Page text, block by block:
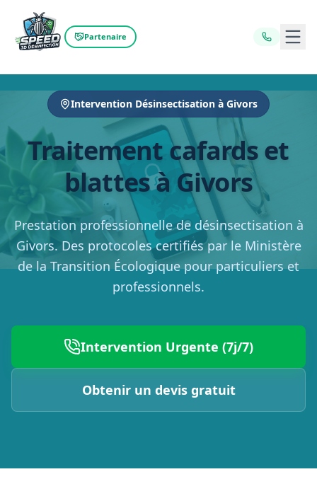
Partenaire
Intervention Désinsectisation à Givors
Traitement cafards et
blattes à Givors
Prestation professionnelle de désinsectisation à
Givors. Des protocoles certifiés par le Ministère
de la Transition Écologique pour particuliers et
professionnels.
Intervention Urgente (7j/7)
Obtenir un devis gratuit